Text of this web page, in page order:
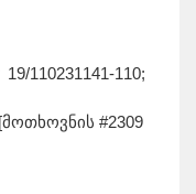
110231141-110;
#2309